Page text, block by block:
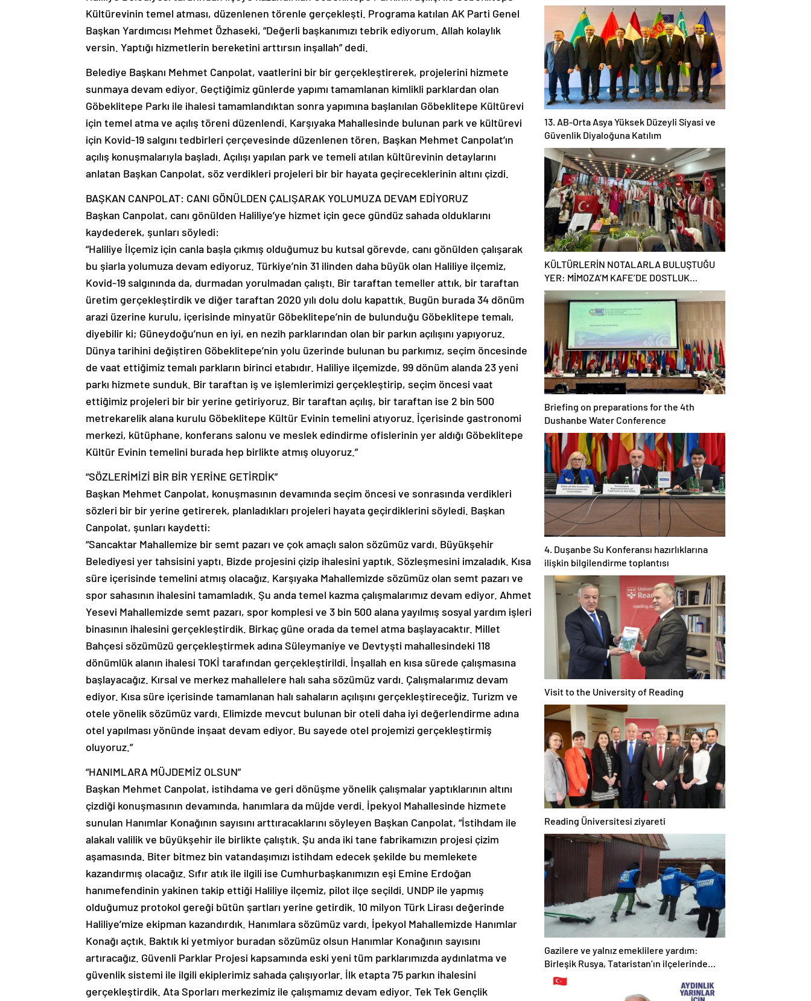
Kültürevinin temel atması, düzenlenen törenle gerçekleşti. Programa katılan AK Parti Genel
Başkan Yardımcısı Mehmet Özhaseki, “Değerli başkanımızı tebrik ediyorum. Allah kolaylık
versin. Yaptığı hizmetlerin bereketini arttırsın inşallah” dedi.
Belediye Başkanı Mehmet Canpolat, vaatlerini bir bir gerçekleştirerek, projelerini hizmete
sunmaya devam ediyor. Geçtiğimiz günlerde yapımı tamamlanan kimlikli parklardan olan
Göbeklitepe Parkı ile ihalesi tamamlandıktan sonra yapımına başlanılan Göbeklitepe Kültürevi
için temel atma ve açılış töreni düzenlendi. Karşıyaka Mahallesinde bulunan park ve kültürevi
için Kovid-19 salgını tedbirleri çerçevesinde düzenlenen tören, Başkan Mehmet Canpolat’ın
açılış konuşmalarıyla başladı. Açılışı yapılan park ve temeli atılan kültürevinin detaylarını
anlatan Başkan Canpolat, söz verdikleri projeleri bir bir hayata geçireceklerinin altını çizdi.
BAŞKAN CANPOLAT: CANI GÖNÜLDEN ÇALIŞARAK YOLUMUZA DEVAM EDİYORUZ
Başkan Canpolat, canı gönülden Haliliye’ye hizmet için gece gündüz sahada olduklarını
kaydederek, şunları söyledi:
“Haliliye İlçemiz için canla başla çıkmış olduğumuz bu kutsal görevde, canı gönülden çalışarak
bu şiarla yolumuza devam ediyoruz. Türkiye’nin 31 ilinden daha büyük olan Haliliye ilçemiz,
Kovid-19 salgınında da, durmadan yorulmadan çalıştı. Bir taraftan temeller attık, bir taraftan
üretim gerçekleştirdik ve diğer taraftan 2020 yılı dolu dolu kapattık. Bugün burada 34 dönüm
arazi üzerine kurulu, içerisinde minyatür Göbeklitepe’nin de bulunduğu Göbeklitepe temalı,
diyebilir ki; Güneydoğu’nun en iyi, en nezih parklarından olan bir parkın açılışını yapıyoruz.
Dünya tarihini değiştiren Göbeklitepe’nin yolu üzerinde bulunan bu parkımız, seçim öncesinde
de vaat ettiğimiz temalı parkların birinci etabıdır. Haliliye ilçemizde, 99 dönüm alanda 23 yeni
parkı hizmete sunduk. Bir taraftan iş ve işlemlerimizi gerçekleştirip, seçim öncesi vaat
ettiğimiz projeleri bir bir yerine getiriyoruz. Bir taraftan açılış, bir taraftan ise 2 bin 500
metrekarelik alana kurulu Göbeklitepe Kültür Evinin temelini atıyoruz. İçerisinde gastronomi
merkezi, kütüphane, konferans salonu ve meslek edindirme ofislerinin yer aldığı Göbeklitepe
Kültür Evinin temelini burada hep birlikte atmış oluyoruz.”
“SÖZLERİMİZİ BİR BİR YERİNE GETİRDİK”
Başkan Mehmet Canpolat, konuşmasının devamında seçim öncesi ve sonrasında verdikleri
sözleri bir bir yerine getirerek, planladıkları projeleri hayata geçirdiklerini söyledi. Başkan
Canpolat, şunları kaydetti:
“Sancaktar Mahallemize bir semt pazarı ve çok amaçlı salon sözümüz vardı. Büyükşehir
Belediyesi yer tahsisini yaptı. Bizde projesini çizip ihalesini yaptık. Sözleşmesini imzaladık. Kısa
süre içerisinde temelini atmış olacağız. Karşıyaka Mahallemizde sözümüz olan semt pazarı ve
spor sahasının ihalesini tamamladık. Şu anda temel kazma çalışmalarımız devam ediyor. Ahmet
Yesevi Mahallemizde semt pazarı, spor komplesi ve 3 bin 500 alana yayılmış sosyal yardım işleri
binasının ihalesini gerçekleştirdik. Birkaç güne orada da temel atma başlayacaktır. Millet
Bahçesi sözümüzü gerçekleştirmek adına Süleymaniye ve Devtyşti mahallesindeki 118
dönümlük alanın ihalesi TOKİ tarafından gerçekleştirildi. İnşallah en kısa sürede çalışmasına
başlayacağız. Kırsal ve merkez mahallelere halı saha sözümüz vardı. Çalışmalarımız devam
ediyor. Kısa süre içerisinde tamamlanan halı sahaların açılışını gerçekleştireceğiz. Turizm ve
otele yönelik sözümüz vardı. Elimizde mevcut bulunan bir oteli daha iyi değerlendirme adına
otel yapılması yönünde inşaat devam ediyor. Bu sayede otel projemizi gerçekleştirmiş
oluyoruz.”
“HANIMLARA MÜJDEMİZ OLSUN”
Başkan Mehmet Canpolat, istihdama ve geri dönüşme yönelik çalışmalar yaptıklarının altını
çizdiği konuşmasının devamında, hanımlara da müjde verdi. İpekyol Mahallesinde hizmete
sunulan Hanımlar Konağının sayısını arttıracaklarını söyleyen Başkan Canpolat, “İstihdam ile
alakalı valilik ve büyükşehir ile birlikte çalıştık. Şu anda iki tane fabrikamızın projesi çizim
aşamasında. Biter bitmez bin vatandaşımızı istihdam edecek şekilde bu memlekete
kazandırmış olacağız. Sıfır atık ile ilgili ise Cumhurbaşkanımızın eşi Emine Erdoğan
hanımefendinin yakinen takip ettiği Haliliye ilçemiz, pilot ilçe seçildi. UNDP ile yapmış
olduğumuz protokol gereği bütün şartları yerine getirdik. 10 milyon Türk Lirası değerinde
Haliliye’mize ekipman kazandırdık. Hanımlara sözümüz vardı. İpekyol Mahallemizde Hanımlar
Konağı açtık. Baktık ki yetmiyor buradan sözümüz olsun Hanımlar Konağının sayısını
artıracağız. Güvenli Parklar Projesi kapsamında eski yeni tüm parklarımızda aydınlatma ve
güvenlik sistemi ile ilgili ekiplerimiz sahada çalışıyorlar. İlk etapta 75 parkın ihalesini
gerçekleştirdik. Ata Sporları merkezimiz ile çalışmamız devam ediyor. Tek Tek Gençlik
13. AB-Orta Asya Yüksek Düzeyli Siyasi ve
Güvenlik Diyaloğuna Katılım
KÜLTÜRLERİN NOTALARLA BULUŞTUĞU
YER: MİMOZA’M KAFE’DE DOSTLUK
RÜZGARI!
Briefing on preparations for the 4th
Dushanbe Water Conference
4. Duşanbe Su Konferansı hazırlıklarına
ilişkin bilgilendirme toplantısı
Visit to the University of Reading
Reading Üniversitesi ziyareti
Gazilere ve yalnız emeklilere yardım:
Birleşik Rusya, Tataristan’ın ilçelerinde
“Kar İnişi” kampanyası düzenliyor